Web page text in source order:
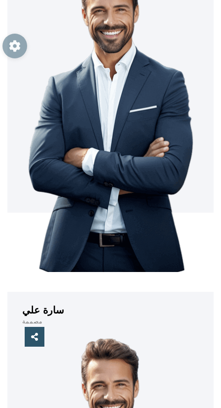
سارة علي
مصممة